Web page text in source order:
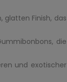
glatten Finish, das
die
und exotischer